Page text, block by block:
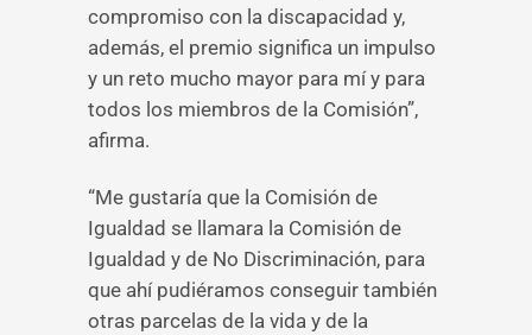
compromiso con la discapacidad y,
además, el premio significa un impulso
y un reto mucho mayor para mí y para
todos los miembros de la Comisión”,
afirma.
“Me gustaría que la Comisión de
Igualdad se llamara la Comisión de
Igualdad y de No Discriminación, para
que ahí pudiéramos conseguir también
otras parcelas de la vida y de la